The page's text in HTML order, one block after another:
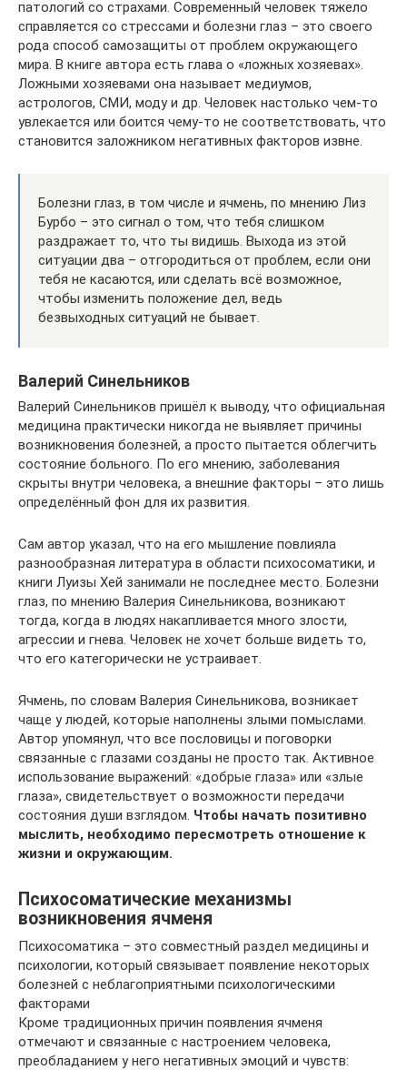
патологий со страхами. Современный человек тяжело
справляется со стрессами и болезни глаз – это своего
рода способ самозащиты от проблем окружающего
мира. В книге автора есть глава о «ложных хозяевах».
Ложными хозяевами она называет медиумов,
астрологов, СМИ, моду и др. Человек настолько чем-то
увлекается или боится чему-то не соответствовать, что
становится заложником негативных факторов извне.
Болезни глаз, в том числе и ячмень, по мнению Лиз
Бурбо – это сигнал о том, что тебя слишком
раздражает то, что ты видишь. Выхода из этой
ситуации два – отгородиться от проблем, если они
тебя не касаются, или сделать всё возможное,
чтобы изменить положение дел, ведь
безвыходных ситуаций не бывает.
Валерий Синельников
Валерий Синельников пришёл к выводу, что официальная
медицина практически никогда не выявляет причины
возникновения болезней, а просто пытается облегчить
состояние больного. По его мнению, заболевания
скрыты внутри человека, а внешние факторы – это лишь
определённый фон для их развития.
Сам автор указал, что на его мышление повлияла
разнообразная литература в области психосоматики, и
книги Луизы Хей занимали не последнее место. Болезни
глаз, по мнению Валерия Синельникова, возникают
тогда, когда в людях накапливается много злости,
агрессии и гнева. Человек не хочет больше видеть то,
что его категорически не устраивает.
Ячмень, по словам Валерия Синельникова, возникает
чаще у людей, которые наполнены злыми помыслами.
Автор упомянул, что все пословицы и поговорки
связанные с глазами созданы не просто так. Активное
использование выражений: «добрые глаза» или «злые
глаза», свидетельствует о возможности передачи
состояния души взглядом. Чтобы начать позитивно
мыслить, необходимо пересмотреть отношение к
жизни и окружающим.
Психосоматические механизмы
возникновения ячменя
Психосоматика – это совместный раздел медицины и
психологии, который связывает появление некоторых
болезней с неблагоприятными психологическими
факторами
Кроме традиционных причин появления ячменя
отмечают и связанные с настроением человека,
преобладанием у него негативных эмоций и чувств: